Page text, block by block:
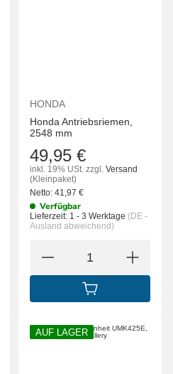
HONDA
Honda Antriebsriemen,
2548 mm
49,95 €
inkl. 19% USt. zzgl. Versand
(Kleinpaket)
Netto: 41,97 €
Verfügbar
Lieferzeit: 1 - 3 Werktage (DE -
Ausland abweichend)
IN DEN
AUF LAGER